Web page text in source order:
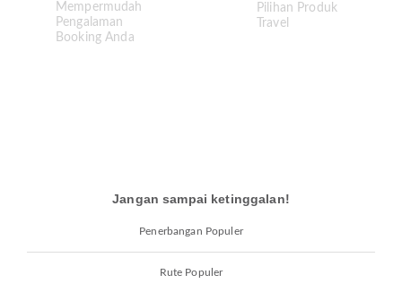
Jangan sampai ketinggalan!
Penerbangan Populer
Rute Populer